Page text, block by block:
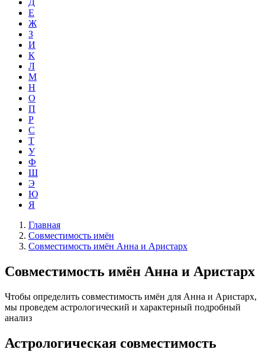
Д
Е
Ж
З
И
К
Л
М
Н
О
П
Р
С
Т
У
Ф
Ш
Э
Ю
Я
Главная
Совместимость имён
Совместимость имён Анна и Аристарх
Совместимость имён Анна и Аристарх
Чтобы определить совместимость имён для Анна и Аристарх,
мы проведем астрологический и характерный подробный
анализ
Астрологическая совместимость